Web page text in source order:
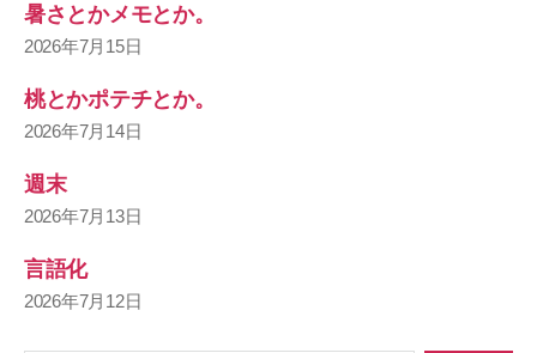
暑さとかメモとか。
2026年7月15日
桃とかポテチとか。
2026年7月14日
週末
2026年7月13日
言語化
2026年7月12日